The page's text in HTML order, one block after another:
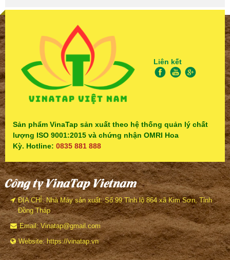
Liên kết
Sản phẩm VinaTap sản xuất theo hệ thống quản lý chất
lượng ISO 9001:2015 và chứng nhận OMRI Hoa
Kỳ. Hotline: 0835 881 888
Công ty VinaTap Vietnam
ĐỊA CHỈ: Nhà Máy sản xuất: Số 99 Tỉnh lộ 864 xã Kim Sơn, Tỉnh
Đồng Tháp
Email: Vinatap@gmail.com
Website: https://vinatap.vn